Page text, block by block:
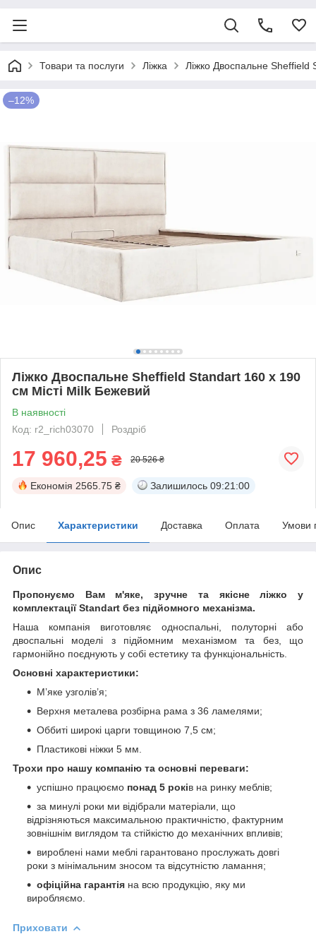
Товари та послуги Ліжка Ліжко Двоспальне Sheffield
–12%
Ліжко Двоспальне Sheffield Standart 160 х 190
см Місті Milk Бежевий
В наявності
Код: r2_rich03070
Роздріб
17 960,25 ₴ 20 526 ₴
Економія 2565.75 ₴ Залишилось 09:21:00
Опис Характеристики Доставка Оплата Умови
Опис
Пропонуємо Вам м'яке, зручне та якiсне ліжко у
комплектації Standart без підйомного механізма.
Наша компанія виготовляє односпальні, полуторні або
двоспальні моделі з підйомним механізмом та без, що
гармонійно поєднують у собі естетику та функціональність.
Основні характеристики:
М’яке узголів’я;
Верхня металева розбірна рама з 36 ламелями;
Оббиті широкі царги товщиною 7,5 см;
Пластикові ніжки 5 мм.
Трохи про нашу компанію та основні переваги:
успішно працюємо понад 5 років на ринку меблів;
за минулі роки ми відібрали матеріали, що
відрізняються максимальною практичністю, фактурним
зовнішнім виглядом та стійкістю до механічних впливів;
вироблені нами меблі гарантовано прослужать довгі
роки з мінімальним зносом та відсутністю ламання;
офіційна гарантія на всю продукцію, яку ми
виробляємо.
Приховати